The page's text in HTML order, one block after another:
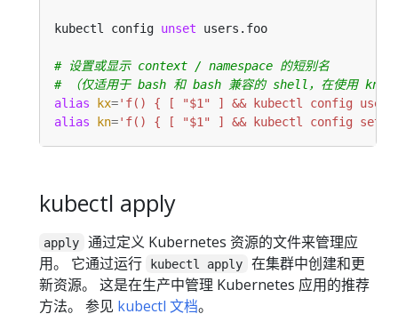
kubectl config unset
# 设置或显示 context / namespace 的短别名
# （仅适用于 bash 和 bash 兼容的 shell，在使用 kn
alias
kx='f() { [ "$1" ] && kubectl config
alias
kn='f() { [ "$1" ] && kubectl config set-
kubectl apply
apply
通过定义 Kubernetes 资源的文件来管理应
用。 它通过运行
kubectl apply
在集群中创建和更
新资源。 这是在生产中管理 Kubernetes 应用的推荐
方法。 参见 kubectl 文档。